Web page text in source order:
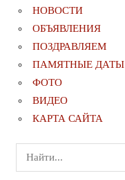
НОВОСТИ
ОБЪЯВЛЕНИЯ
ПОЗДРАВЛЯЕМ
ПАМЯТНЫЕ ДАТЫ
ФОТО
ВИДЕО
КАРТА САЙТА
Поиск
для: